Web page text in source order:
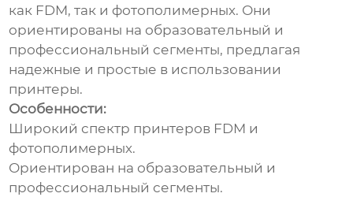
как FDM, так и фотополимерных. Они
ориентированы на образовательный и
профессиональный сегменты, предлагая
надежные и простые в использовании
принтеры.
Особенности:
Широкий спектр принтеров FDM и
фотополимерных.
Ориентирован на образовательный и
профессиональный сегменты.